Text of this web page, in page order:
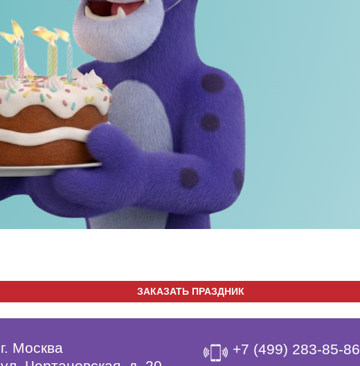
ЗАКАЗАТЬ ПРАЗДНИК
г. Москва
+7 (499) 283-85-86